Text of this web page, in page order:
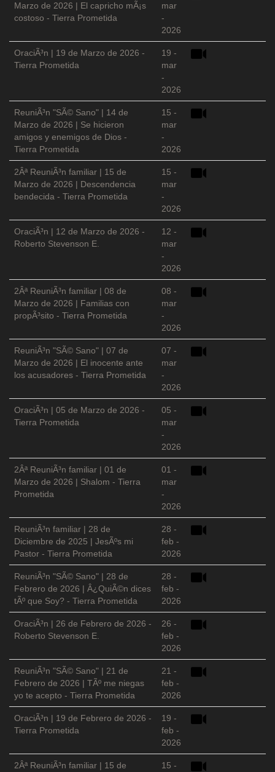
Marzo de 2026 | El capricho mÃ¡s
costoso - Tierra Prometida
mar
-
2026
OraciÃ³n | 19 de Marzo de 2026 -
Tierra Prometida
19 -
mar
-
2026
ReuniÃ³n "SÃ© Sano" | 14 de
Marzo de 2026 | Se hicieron
amigos y enemigos de Dios -
Tierra Prometida
15 -
mar
-
2026
2Âª ReuniÃ³n familiar | 15 de
Marzo de 2026 | Descendencia
bendecida - Tierra Prometida
15 -
mar
-
2026
OraciÃ³n | 12 de Marzo de 2026 -
Roberto Stevenson E.
12 -
mar
-
2026
2Âª ReuniÃ³n familiar | 08 de
Marzo de 2026 | Familias con
propÃ³sito - Tierra Prometida
08 -
mar
-
2026
ReuniÃ³n "SÃ© Sano" | 07 de
Marzo de 2026 | El inocente ante
los acusadores - Tierra Prometida
07 -
mar
-
2026
OraciÃ³n | 05 de Marzo de 2026 -
Tierra Prometida
05 -
mar
-
2026
2Âª ReuniÃ³n familiar | 01 de
Marzo de 2026 | Shalom - Tierra
Prometida
01 -
mar
-
2026
ReuniÃ³n familiar | 28 de
Diciembre de 2025 | JesÃºs mi
Pastor - Tierra Prometida
28 -
feb -
2026
ReuniÃ³n "SÃ© Sano" | 28 de
Febrero de 2026 | Â¿QuiÃ©n dices
tÃº que Soy? - Tierra Prometida
28 -
feb -
2026
OraciÃ³n | 26 de Febrero de 2026 -
Roberto Stevenson E.
26 -
feb -
2026
ReuniÃ³n "SÃ© Sano" | 21 de
Febrero de 2026 | TÃº me niegas
yo te acepto - Tierra Prometida
21 -
feb -
2026
OraciÃ³n | 19 de Febrero de 2026 -
Tierra Prometida
19 -
feb -
2026
2Âª ReuniÃ³n familiar | 15 de
15 -